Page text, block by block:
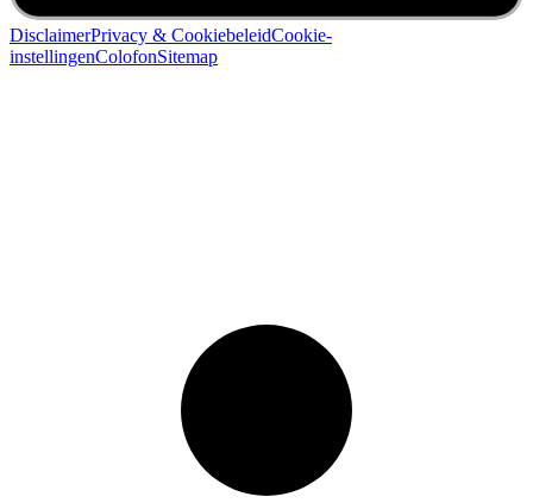
DisclaimerPrivacy & CookiebeleidCookie-
instellingenColofonSitemap